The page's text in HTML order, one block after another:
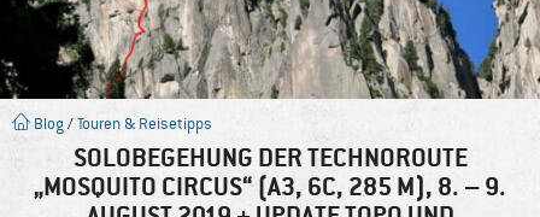
Blog /Touren & Reisetipps
SOLOBEGEHUNG DER TECHNOROUTE
„MOSQUITO CIRCUS“ (A3, 6C, 285 M), 8. – 9.